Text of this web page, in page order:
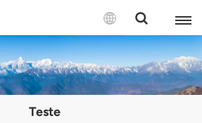
Teste